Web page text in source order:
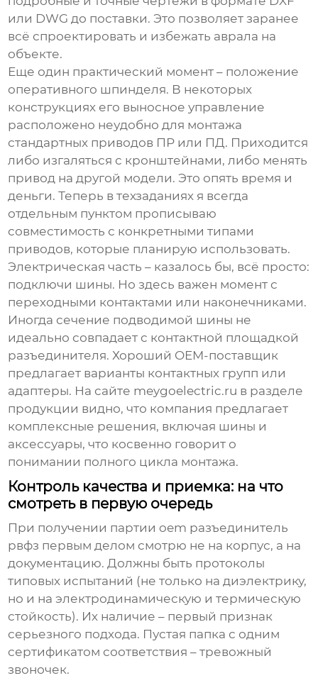
или DWG до поставки. Это позволяет заранее
всё спроектировать и избежать аврала на
объекте.
Еще один практический момент – положение
оперативного шпинделя. В некоторых
конструкциях его выносное управление
расположено неудобно для монтажа
стандартных приводов ПР или ПД. Приходится
либо изгаляться с кронштейнами, либо менять
привод на другой модели. Это опять время и
деньги. Теперь в техзаданиях я всегда
отдельным пунктом прописываю
совместимость с конкретными типами
приводов, которые планирую использовать.
Электрическая часть – казалось бы, всё просто:
подключи шины. Но здесь важен момент с
переходными контактами или наконечниками.
Иногда сечение подводимой шины не
идеально совпадает с контактной площадкой
разъединителя. Хороший OEM-поставщик
предлагает варианты контактных групп или
адаптеры. На сайте meygoelectric.ru в разделе
продукции видно, что компания предлагает
комплексные решения, включая шины и
аксессуары, что косвенно говорит о
понимании полного цикла монтажа.
Контроль качества и приемка: на что
смотреть в первую очередь
При получении партииoem разъединитель
рвфз первым делом смотрю не на корпус, а на
документацию. Должны быть протоколы
типовых испытаний (не только на диэлектрику,
но и на электродинамическую и термическую
стойкость). Их наличие – первый признак
серьезного подхода. Пустая папка с одним
сертификатом соответствия – тревожный
звоночек.